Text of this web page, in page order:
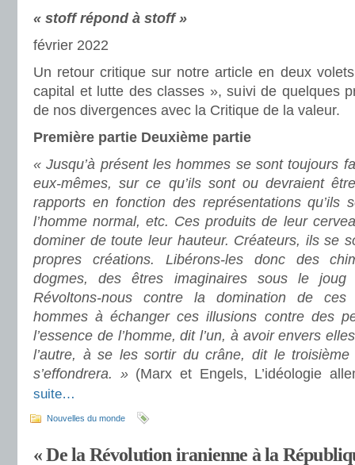
« stoff répond à stoff »
février 2022
Un retour critique sur notre article en deux
capital et lutte des classes », suivi de quelques
de nos divergences avec la Critique de la valeur.
Première partie Deuxième partie
« Jusqu’à présent les hommes se sont toujours
eux-mêmes, sur ce qu’ils sont ou devraient
rapports en fonction des représentations qu’ils
l’homme normal, etc. Ces produits de leur
dominer de toute leur hauteur. Créateurs, ils se
propres créations. Libérons-les donc des
dogmes, des êtres imaginaires sous le joug
Révoltons-nous contre la domination de ces
hommes à échanger ces illusions contre des
l’essence de l’homme, dit l’un, à avoir envers
l’autre, à se les sortir du crâne, dit le
s’effondrera. »(Marx et Engels, L’idéologie
suite…
Nouvelles du monde
« De la Révolution iranienne à la